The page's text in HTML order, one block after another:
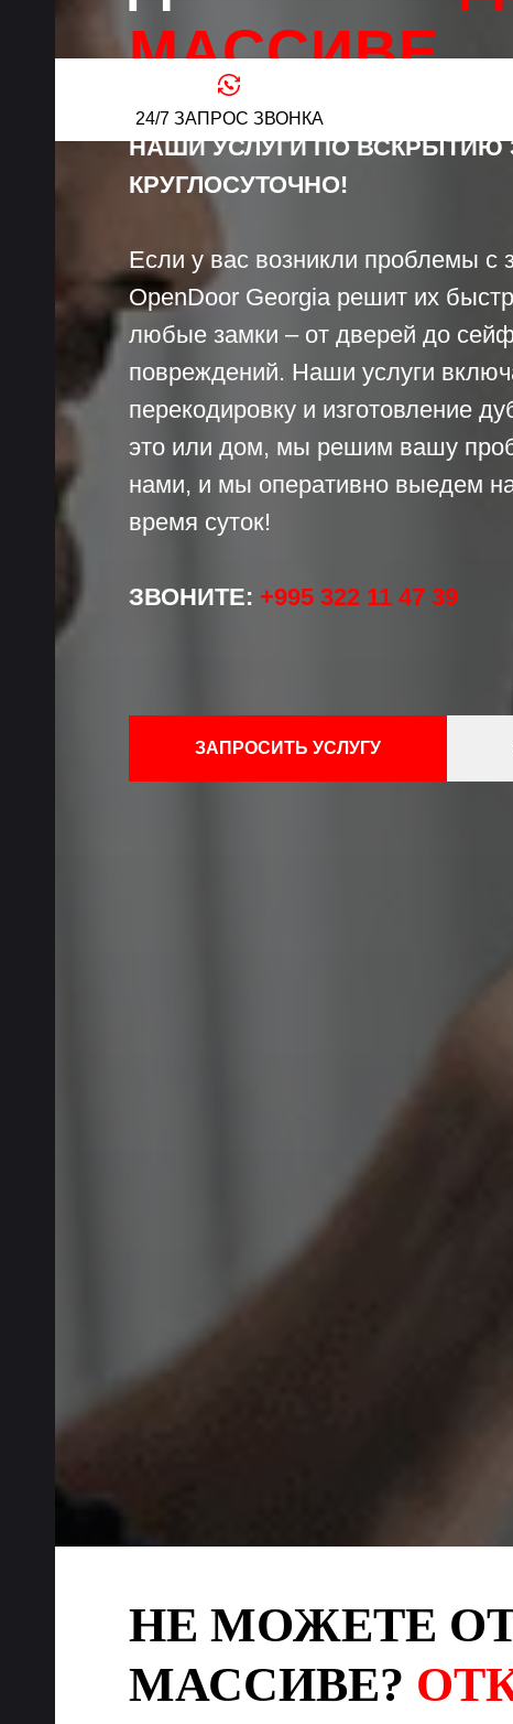
24/7 ЗАПРОС ЗВОНКА
МАССИВЕ
НАШИ УСЛУГИ ПО ВСКРЫТИЮ
КРУГЛОСУТОЧНО!
Если у вас возникли проблемы с
OpenDoor Georgia решит их
любые замки – от дверей до
повреждений. Наши услуги
перекодировку и изготовление
это или дом, мы решим вашу
нами, и мы оперативно выедем
время суток!
ЗВОНИТЕ: +995 322 11 47 39
ЗАПРОСИТЬ УСЛУГУ
НЕ МОЖЕТЕ
МАССИВЕ?